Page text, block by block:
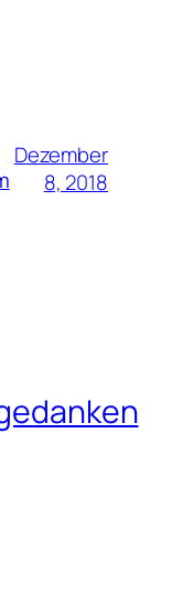
Dezember
8, 2018